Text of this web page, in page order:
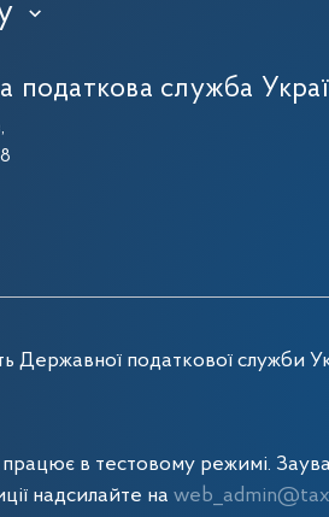
›
податкова служба
Державної податкової служби
в тестовому режимі.
надсилайте на